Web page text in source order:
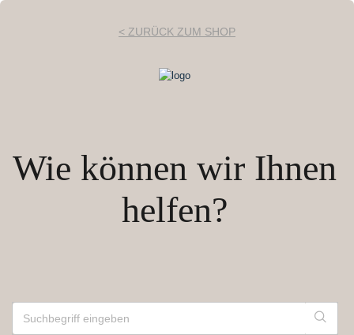
< ZURÜCK ZUM SHOP
Wie können wir Ihnen
helfen?